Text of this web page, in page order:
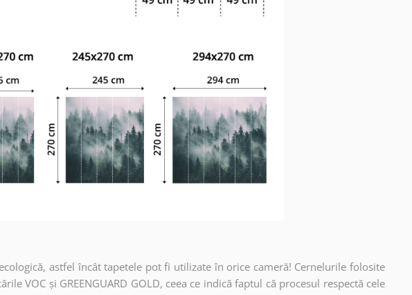
astfel încât tapetele pot fi utilizate în orice cameră! Cernelurile folosite
VOC și GREENGUARD GOLD, ceea ce indică faptul că procesul respectă cele